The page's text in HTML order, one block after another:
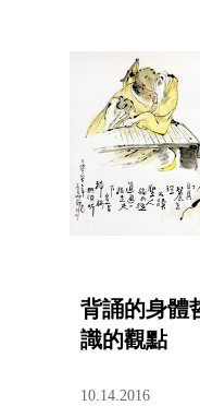
背誦的身體
識的觀點
10.14.2016